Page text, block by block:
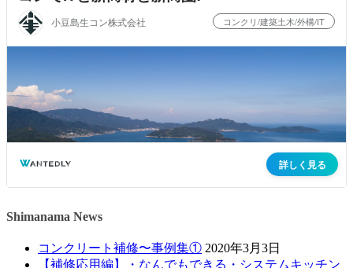
Shimanama News
コンクリート補修〜事例集① 2020年3月3日
【補修応用編】・なんでもできる・システムキッチン